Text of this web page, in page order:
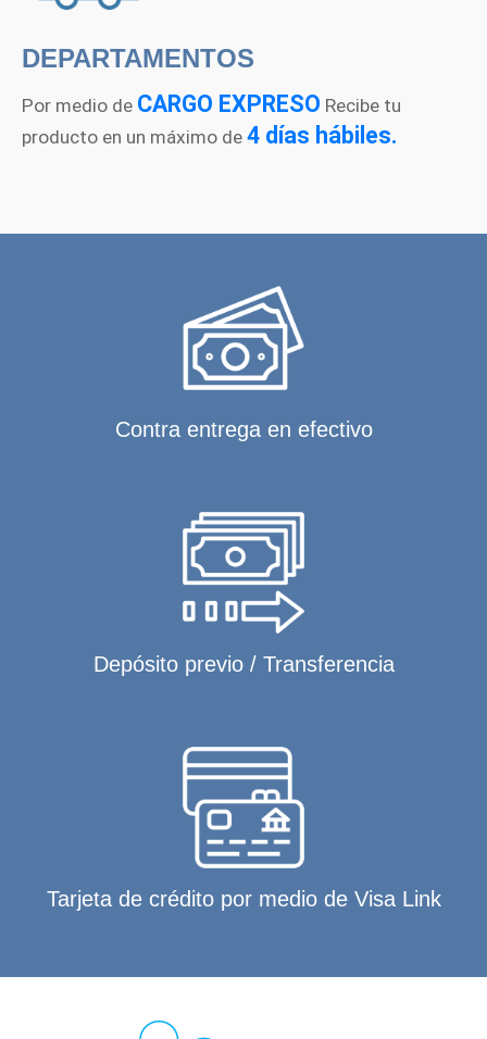
DEPARTAMENTOS
Por medio de CARGO EXPRESO Recibe tu
producto en un máximo de 4 días hábiles.
Contra entrega en efectivo
Depósito previo / Transferencia
Tarjeta de crédito por medio de Visa Link